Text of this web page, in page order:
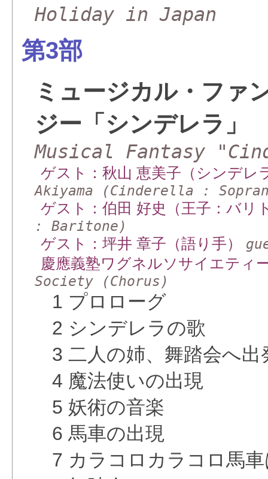
Holiday in Japan
第3部
ミュージカル・ファ
ジー「シンデレラ」
Musical Fantasy
ゲスト：秋山 恵美子（シンデレ
Akiyama (Cinderella :
ゲスト：伯田 好史（王子：バリ
: Baritone)
ゲスト：坪井 章子（語り手）
慶應義塾ワグネルソサイエティ
Society (Chorus)
1 プロローグ
2 シンデレラの歌
3 二人の姉、舞踏会へ出
4 魔法使いの出現
5 妖術の音楽
6 馬車の出現
7 カラコロカラコロ馬